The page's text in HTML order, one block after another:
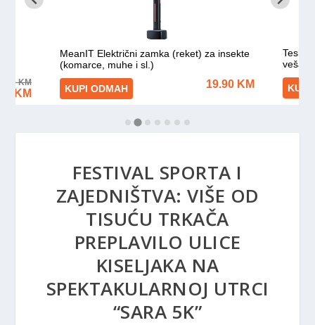
FESTIVAL SPORTA I
ZAJEDNIŠTVA: VIŠE OD
TISUĆU TRKAČA
PREPLAVILO ULICE
KISELJAKA NA
SPEKTAKULARNOJ UTRCI
“SARA 5K”